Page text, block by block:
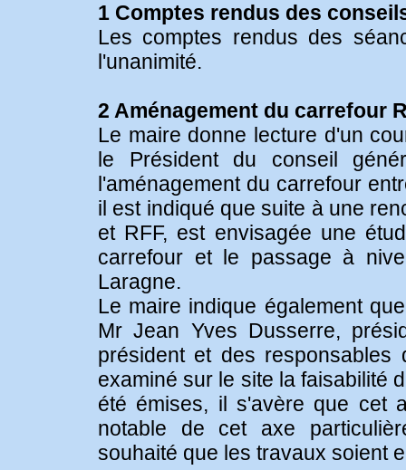
1 Comptes rendus des
Les comptes rendus des
l'unanimité.
2 Aménagement du carrefour
Le maire donne lecture d'un
le Président du conseil
l'aménagement du carrefour
il est indiqué que suite à une
et RFF, est envisagée une
carrefour et le passage à
Laragne.
Le maire indique également
Mr Jean Yves Dusserre,
président et des
examiné sur le site la faisabilité
été émises, il s'avère que cet
notable de cet axe
souhaité que les travaux soient